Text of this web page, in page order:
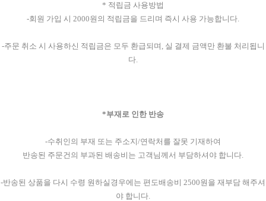
* 적립금 사용방법
-회원 가입 시 2000원의 적립금을 드리며 즉시 사용 가능합니다.
-주문 취소 시 사용하신 적립금은 모두 환급되며, 실 결제 금액만 환불 처리됩니
다.
*부재로 인한 반송
-수취인의 부재 또는 주소지/연락처를 잘못 기재하여
반송된 주문건의 부과된 배송비는 고객님께서 부담하셔야 합니다.
-반송된 상품을 다시 수령 원하실경우에는 편도배송비 2500원을 재부담 해주셔
야 합니다.